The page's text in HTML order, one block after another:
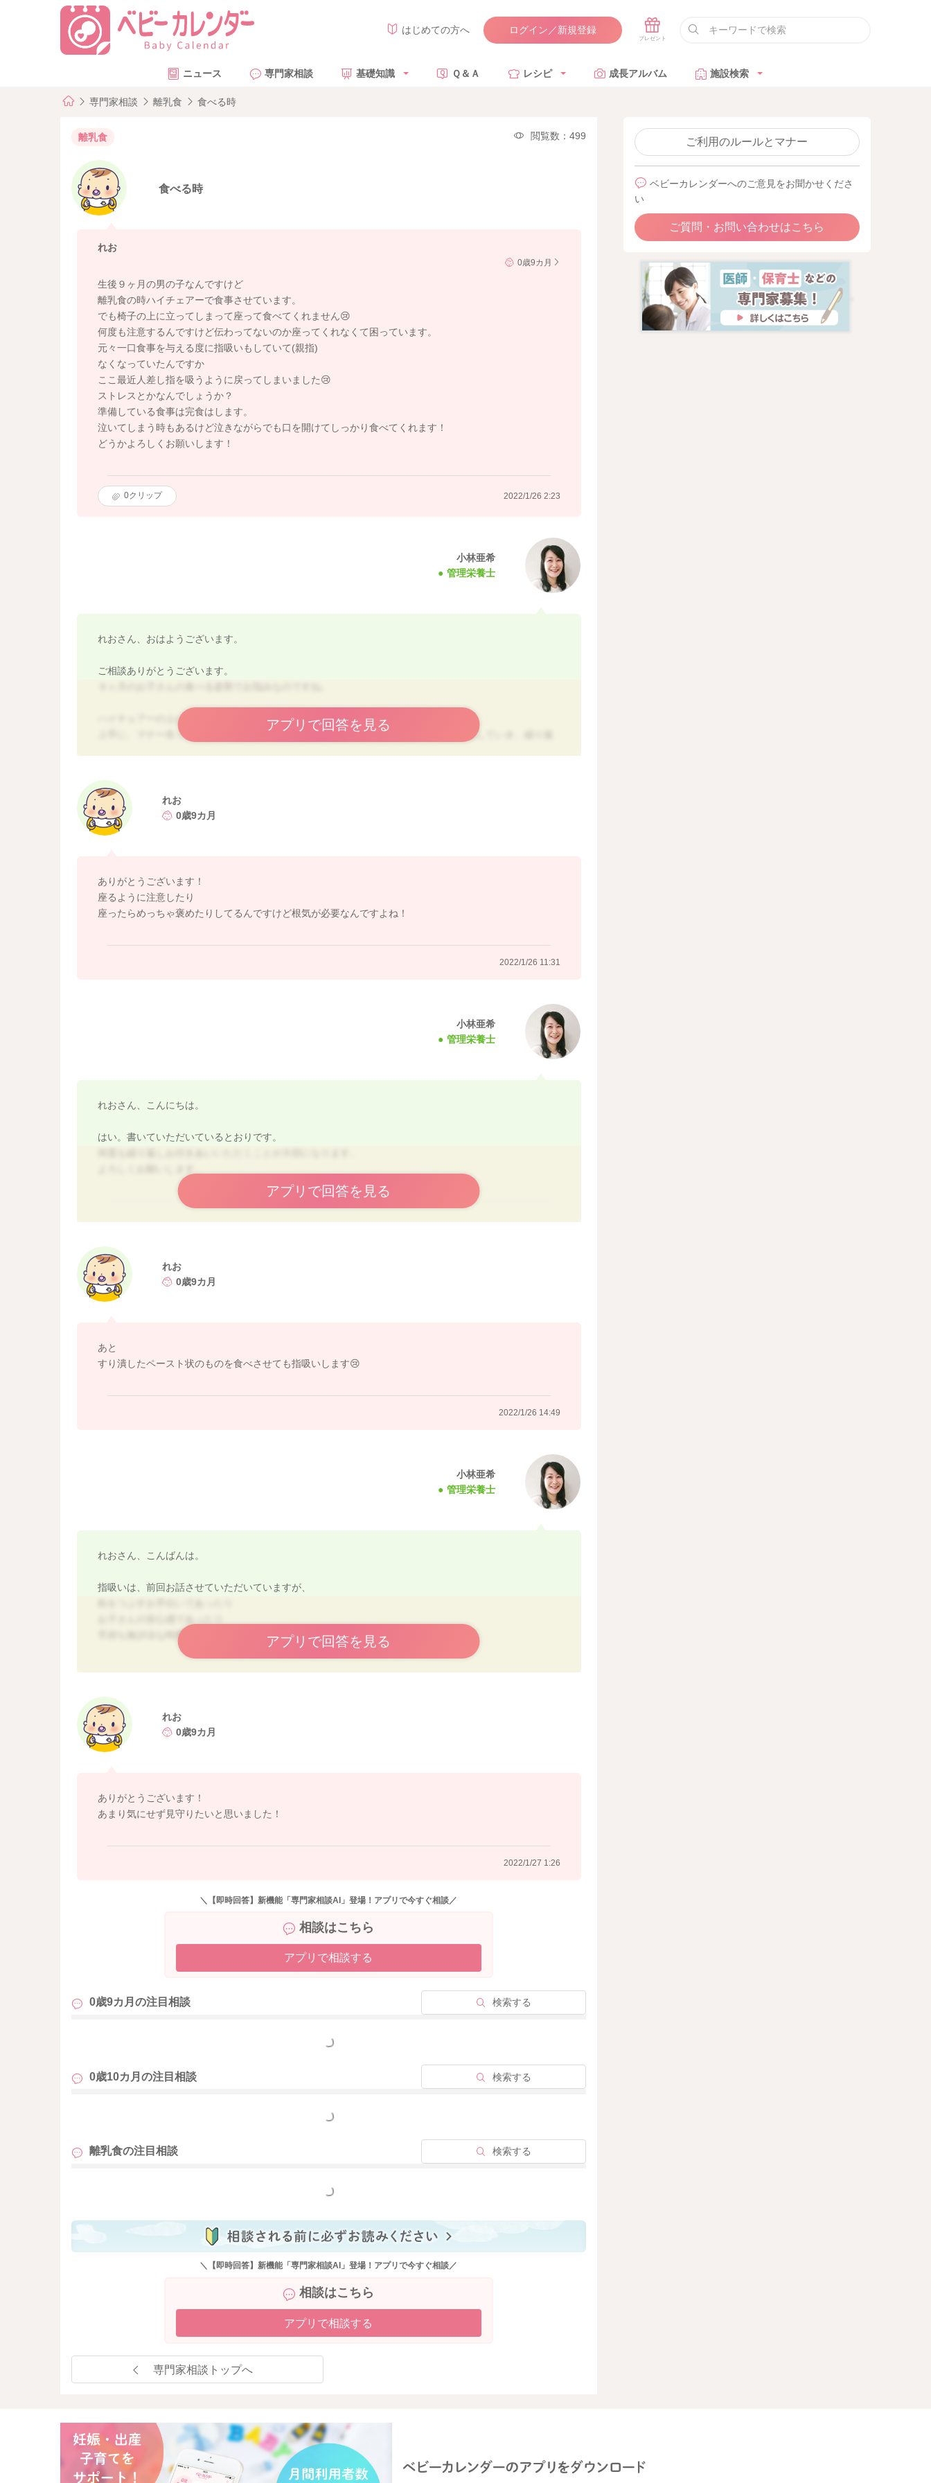
はじめての方へ ログイン／新規登録
ニュース 専門家相談 基礎知識 Ｑ＆Ａ レシピ 成長アルバム 施設検索
専門家相談 離乳食 食べる時
離乳食 閲覧数：499
食べる時
れお
0歳9カ月
生後９ヶ月の男の子なんですけど
離乳食の時ハイチェアーで食事させています。
でも椅子の上に立ってしまって座って食べてくれません😢
何度も注意するんですけど伝わってないのか座ってくれなくて困っています。
元々一口食事を与える度に指吸いもしていて(親指)
なくなっていたんですか
ここ最近人差し指を吸うように戻ってしまいました😢
ストレスとかなんでしょうか？
準備している食事は完食はします。
泣いてしまう時もあるけど泣きながらでも口を開けてしっかり食べてくれます！
どうかよろしくお願いします！
0クリップ 2022/1/26 2:23
小林亜希
管理栄養士
れおさん、おはようございます。
ご相談ありがとうございます。
ハイチェアーの上に立ち上がってしまうことが増えているのですね。
上手に、マナー良く食べることは難しい時期ではあると思いますよ。危ないことは注意していき、繰り返
めてくれるんだということを覚えてもらえるとよいですね。
褒められるのは大好きなお子さんも多いですし、次への意欲につなげていきましょう。
お子さんは立ち上がることで、普段とは違う景色がみえたり、自分ができるようになったことがうれしい
指すいですが、ストレスだけが原因ではないですよ。
指をすうことで安心感を得ていたり、噛めない食べ物などを一緒に潰そうとしていることも多いです。
無理にやめさせようとしなくて大丈夫です。
きに滑りやすいので、いちょう切りなど厚みは控えて、幅の広いものでも試してみてください。
アプリで回答を見る
2022/1/26 11:20
れお
0歳9カ月
ありがとうございます！
座るように注意したり
座ったらめっちゃ褒めたりしてるんですけど根気が必要なんですよね！
2022/1/26 11:31
小林亜希
管理栄養士
れおさん、こんにちは。
はい。書いていただいているとおりです。
アプリで回答を見る
れお
0歳9カ月
あと
すり潰したペースト状のものを食べさせても指吸いします😢
2022/1/26 14:49
小林亜希
管理栄養士
れおさん、こんばんは。
指吸いは、前回お話させていただいていますが、
手持ち無沙汰な時間の遊びであったりと、理由は様々です。
無理にやめさせる必要はありませんが、お子さん用のスプーンを用意して持ってもらったりすると、少な
くなって、ママさんとしては、食べさせやすくなると感じることもあるかと思います。
よろしければお試しくださいね。
アプリで回答を見る
れお
0歳9カ月
ありがとうございます！
あまり気にせず見守りたいと思いました！
2022/1/27 1:26
＼【即時回答】新機能「専門家相談AI」登場！アプリで今すぐ相談／
相談はこちら
アプリで相談する
0歳9カ月の注目相談 検索する
もっと見る
0歳10カ月の注目相談 検索する
もっと見る
離乳食の注目相談 検索する
もっと見る
＼【即時回答】新機能「専門家相談AI」登場！アプリで今すぐ相談／
相談はこちら
アプリで相談する
専門家相談トップへ
ご利用のルールとマナー
ベビーカレンダーへのご意見をお聞かせくださ
い
ご質問・お問い合わせはこちら